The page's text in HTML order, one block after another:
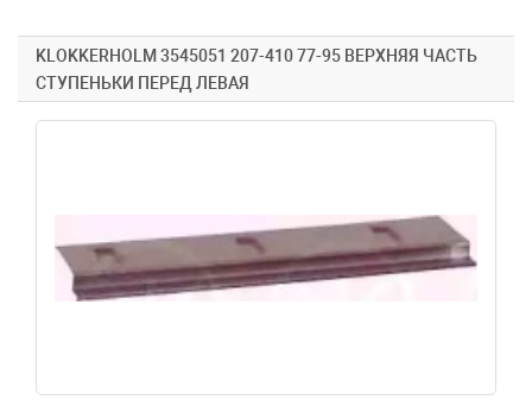
KLOKKERHOLM 3545051 207-410 77-95 ВЕРХНЯЯ ЧАСТЬ
СТУПЕНЬКИ ПЕРЕД ЛЕВАЯ